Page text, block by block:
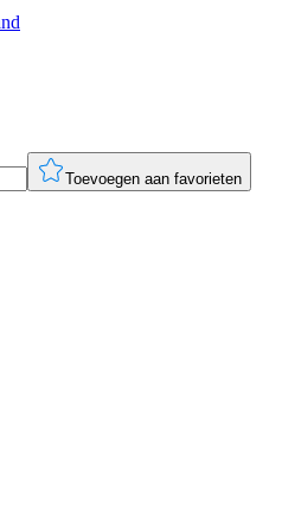
Toevoegen aan favorieten